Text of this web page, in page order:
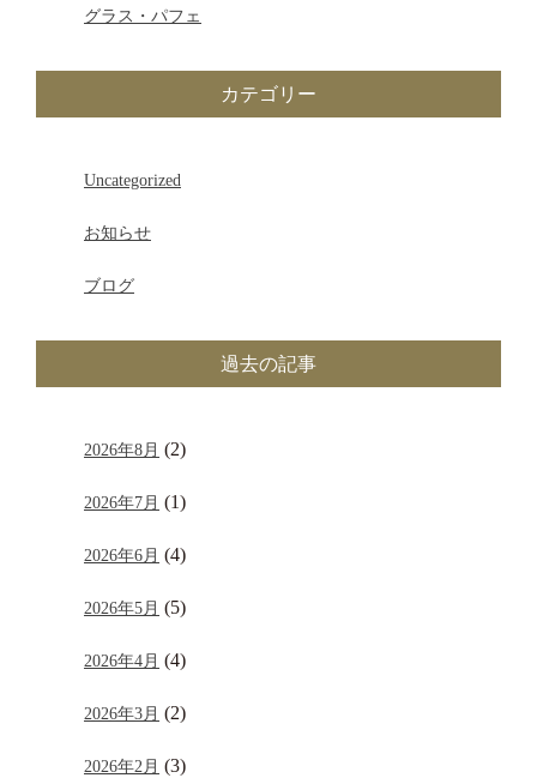
グラス・パフェ
カテゴリー
Uncategorized
お知らせ
ブログ
過去の記事
2026年8月 (2)
2026年7月 (1)
2026年6月 (4)
2026年5月 (5)
2026年4月 (4)
2026年3月 (2)
2026年2月 (3)